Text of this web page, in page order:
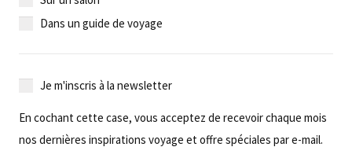
Dans un guide de voyage
Je
à
la
Je m'inscris à la newsletter
En cochant cette case, vous acceptez de recevoir chaque mois
nos dernières inspirations voyage et offre spéciales par e-mail.